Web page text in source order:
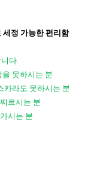
세정 가능한 편리함
다.
못하시는 분
카라도 못하시는 분
르시는 분
시는 분